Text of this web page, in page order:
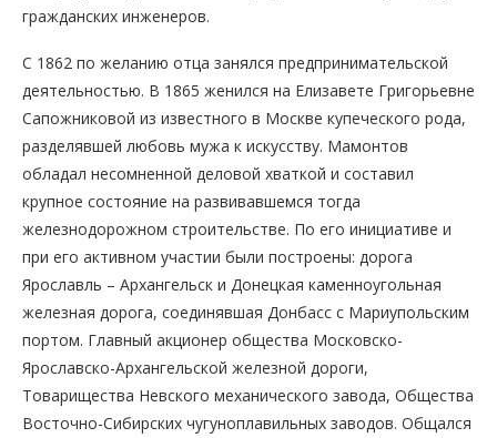
гражданских инженеров.
С 1862 по желанию отца занялся предпринимательской
деятельностью. В 1865 женился на Елизавете Григорьевне
Сапожниковой из известного в Москве купеческого рода,
разделявшей любовь мужа к искусству. Мамонтов
обладал несомненной деловой хваткой и составил
крупное состояние на развивавшемся тогда
железнодорожном строительстве. По его инициативе и
при его активном участии были построены: дорога
Ярославль – Архангельск и Донецкая каменноугольная
железная дорога, соединявшая Донбасс с Мариупольским
портом. Главный акционер общества Московско-
Ярославско-Архангельской железной дороги,
Товарищества Невского механического завода, Общества
Восточно-Сибирских чугуноплавильных заводов. Общался